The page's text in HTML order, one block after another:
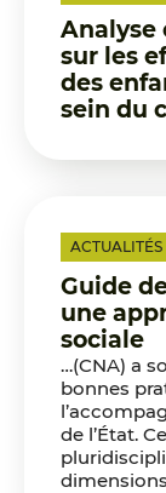
sur les
des
sein du
ACTUALITÉS
Guide
une
sociale
…(CNA) a
bonnes
de l’État.